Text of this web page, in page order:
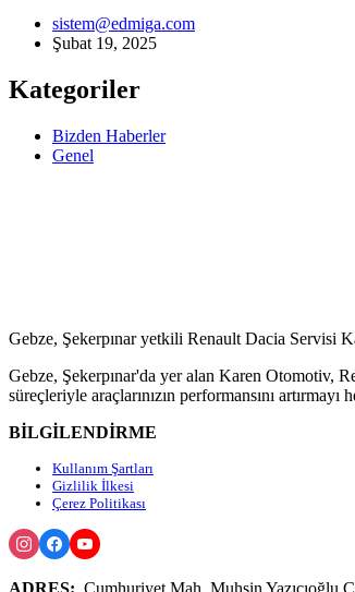
sistem@edmiga.com
Şubat 19, 2025
Kategoriler
Bizden Haberler
Genel
Gebze, Şekerpınar yetkili Renault Dacia Servisi
Gebze, Şekerpınar'da yer alan Karen Otomotiv,
süreçleriyle araçlarınızın performansını
BİLGİLENDİRME
Kullanım Şartları
Gizlilik İlkesi
Çerez Politikası
ADRES: Cumhuriyet Mah. Muhsin Yazıcıoğlu